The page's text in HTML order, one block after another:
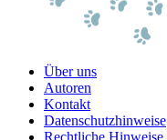
Über uns
Autoren
Kontakt
Datenschutzhinweise
Rechtliche Hinweise